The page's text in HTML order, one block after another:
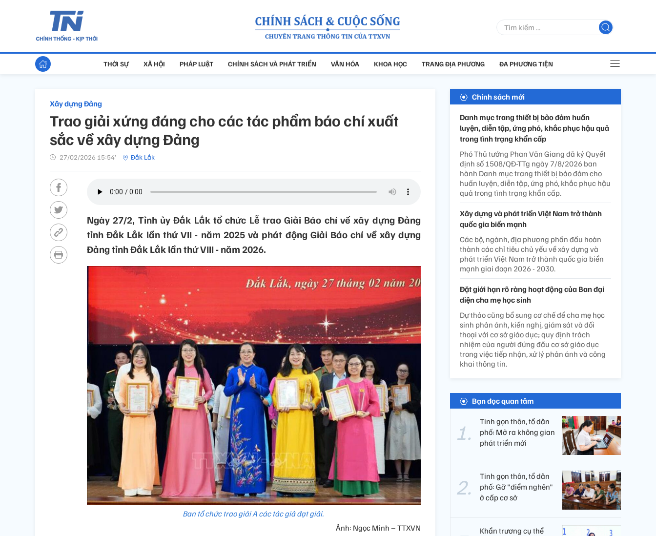
THỜI SỰ XÃ HỘI PHÁP LUẬT CHÍNH SÁCH VÀ PHÁT TRIỂN VĂN HÓA KHOA HỌC TRANG ĐỊA PHƯƠNG ĐA PHƯƠNG TIỆN
Xây dựng Đảng
Trao giải xứng đáng cho các tác phẩm báo chí xuất
sắc về xây dựng Đảng
27/02/2026 15:54’ Đắk Lắk
Ngày 27/2, Tỉnh ủy Đắk Lắk tổ chức Lễ trao Giải Báo chí về xây dựng Đảng
tỉnh Đắk Lắk lần thứ VII - năm 2025 và phát động Giải Báo chí về xây dựng
Đảng tỉnh Đắk Lắk lần thứ VIII - năm 2026.
Ban tổ chức trao giải A các tác giả đạt giải.
Ảnh: Ngọc Minh – TTXVN
Chính sách mới
Danh mục trang thiết bị bảo đảm huấn
luyện, diễn tập, ứng phó, khắc phục hậu quả
trong tình trạng khẩn cấp
Phó Thủ tướng Phan Văn Giang đã ký Quyết
định số 1508/QĐ-TTg ngày 7/8/2026 ban
hành Danh mục trang thiết bị bảo đảm cho
huấn luyện, diễn tập, ứng phó, khắc phục hậu
quả trong tình trạng khẩn cấp.
Xây dựng và phát triển Việt Nam trở thành
quốc gia biển mạnh
Các bộ, ngành, địa phương phấn đấu hoàn
thành các chỉ tiêu chủ yếu về xây dựng và
phát triển Việt Nam trở thành quốc gia biển
mạnh giai đoạn 2026 - 2030.
Đặt giới hạn rõ ràng hoạt động của Ban đại
diện cha mẹ học sinh
Dự thảo cũng bổ sung cơ chế để cha mẹ học
sinh phản ánh, kiến nghị, giám sát và đối
thoại với cơ sở giáo dục; quy định trách
nhiệm của người đứng đầu cơ sở giáo dục
trong việc tiếp nhận, xử lý phản ánh và công
khai thông tin.
Bạn đọc quan tâm
Tinh gọn thôn, tổ dân
phố: Mở ra không gian
phát triển mới
Tinh gọn thôn, tổ dân
phố: Gỡ "điểm nghẽn"
ở cấp cơ sở
Khẩn trương cụ thể